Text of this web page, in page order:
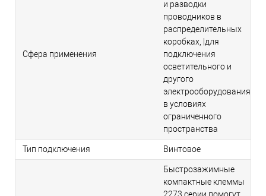
Сфера применения
и разводки
проводников в
распределительных
коробках, |для
подключения
осветительного и
другого
электрооборудования
в условиях
ограниченного
пространства
Тип подключения Винтовое
Быстрозажимные
компактные клеммы